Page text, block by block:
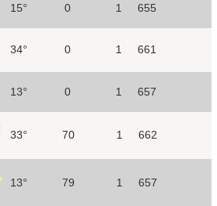
15° 0 1 655
34° 0 1 661
13° 0 1 657
33° 70 1 662
13° 79 1 657